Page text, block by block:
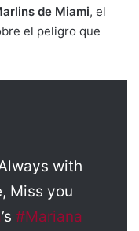
de Miami, el
el peligro que
with
Miss you
’s #Mariana